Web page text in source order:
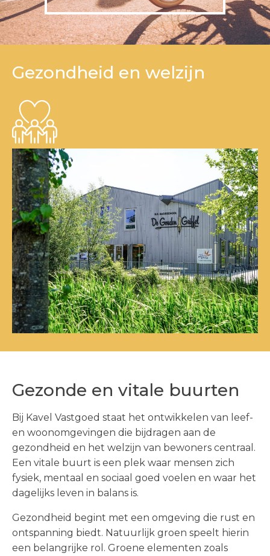
Gezondheid en welzijn
Gezonde en vitale buurten
Bij Kavel Vastgoed staat het ontwikkelen van leef-
en woonomgevingen die bijdragen aan de
gezondheid en het welzijn van bewoners centraal.
Een vitale buurt is een plek waar mensen zich
fysiek, mentaal en sociaal goed voelen en waar het
dagelijks leven in balans is.
Gezondheid begint met een omgeving die rust en
ontspanning biedt. Natuurlijk groen speelt hierin
een belangrijke rol. Groene elementen zoals